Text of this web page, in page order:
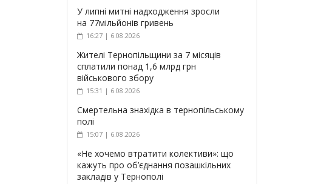
У липні митні надходження зросли
на 77мільйонів гривень
16:27 | 6.08.2026
Жителі Тернопільщини за 7 місяців
сплатили понад 1,6 млрд грн
військового збору
15:31 | 6.08.2026
Смертельна знахідка в тернопільському
полі
15:07 | 6.08.2026
«Не хочемо втратити колективи»: що
кажуть про об’єднання позашкільних
закладів у Тернополі